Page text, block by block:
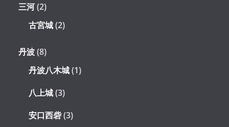
三河(2)
古宮城(2)
丹波(8)
丹波八木城(1)
八上城(3)
安口西砦(3)